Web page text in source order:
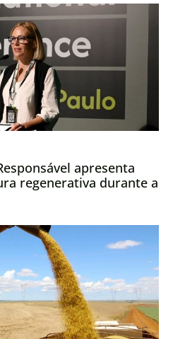
apresenta
regenerativa durante a